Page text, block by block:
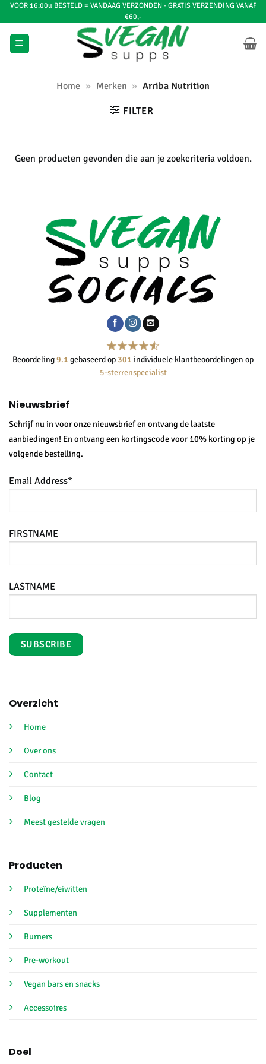
naar
inhoud
VOOR 16:00u BESTELD = VANDAAG VERZONDEN - GRATIS VERZENDING VANAF
€60,-
Home » Merken » Arriba Nutrition
FILTER
Geen producten gevonden die aan je zoekcriteria voldoen.
Beoordeling9.1 gebaseerd op 301 individuele klantbeoordelingen op
5-sterrenspecialist
Overzicht
Home
Over ons
Contact
Blog
Meest gestelde vragen
Producten
Proteïne/eiwitten
Supplementen
Burners
Pre-workout
Vegan bars en snacks
Accessoires
Doel
Nieuwsbrief
Schrijf nu in voor onze nieuwsbrief en ontvang de laatste
aanbiedingen! En ontvang een kortingscode voor 10% korting op je
volgende bestelling.
Email Address*
FIRSTNAME
LASTNAME